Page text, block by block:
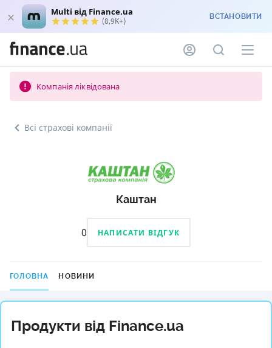
Multi від Finance.ua
(8,9K+) ВСТАНОВИТИ
Компанія ліквідована
Всі страхові компанії
Каштан
0 НАПИСАТИ ВІДГУК
ГОЛОВНА НОВИНИ
Продукти від Finance.ua